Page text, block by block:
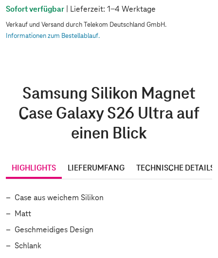
Sofort verfügbar | Lieferzeit: 1-4 Werktage
Verkauf und Versand durch Telekom Deutschland GmbH.
Informationen zum Bestellablauf.
Samsung Silikon Magnet
Case Galaxy S26 Ultra auf
einen Blick
HIGHLIGHTS LIEFERUMFANG TECHNISCHE DETAILS
Case aus weichem Silikon
Matt
Geschmeidiges Design
Schlank